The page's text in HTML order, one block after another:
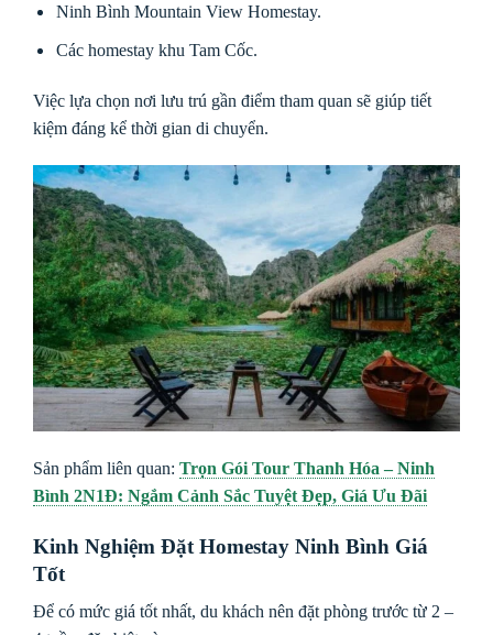
Ninh Bình Mountain View Homestay.
Các homestay khu Tam Cốc.
Việc lựa chọn nơi lưu trú gần điểm tham quan sẽ giúp tiết
kiệm đáng kể thời gian di chuyển.
Sản phẩm liên quan: Trọn Gói Tour Thanh Hóa – Ninh
Bình 2N1Đ: Ngắm Cảnh Sắc Tuyệt Đẹp, Giá Ưu Đãi
Kinh Nghiệm Đặt Homestay Ninh Bình Giá
Tốt
Để có mức giá tốt nhất, du khách nên đặt phòng trước từ 2 –